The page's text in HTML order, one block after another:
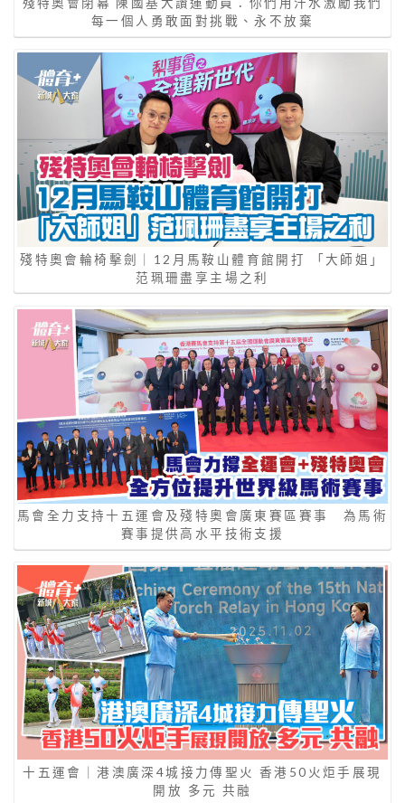
殘特奧會閉幕 陳國基大讚運動員：你們用汗水激勵我們
每一個人勇敢面對挑戰、永不放棄
殘特奧會輪椅擊劍｜12月馬鞍山體育館開打 「大師姐」
范珮珊盡享主場之利
馬會全力支持十五運會及殘特奧會廣東賽區賽事 為馬術
賽事提供高水平技術支援
十五運會｜港澳廣深4城接力傳聖火 香港50火炬手展現
開放 多元 共融